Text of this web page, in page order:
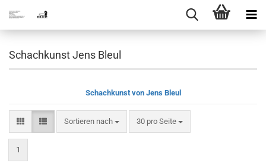
Schachkunst Jens Bleul
Schachkunst von Jens Bleul
Sortieren nach
Sortieren nach 30 pro Seite
pro Seite
1